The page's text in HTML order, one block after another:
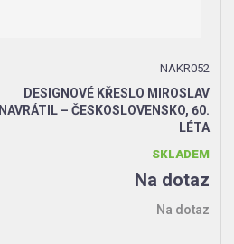
NAKR052
DESIGNOVÉ KŘESLO MIROSLAV
NAVRÁTIL – ČESKOSLOVENSKO, 60.
LÉTA
SKLADEM
Na dotaz
Na dotaz